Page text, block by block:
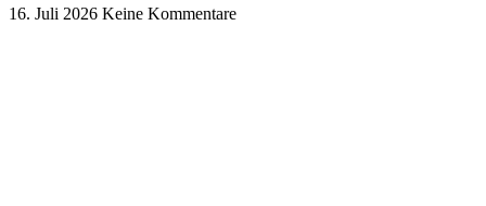
16. Juli 2026 Keine Kommentare